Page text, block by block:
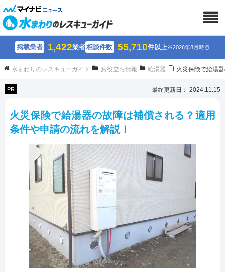
掲載業者 1,422業者相談件数 55,710件以上※2026年8月時点
水まわりのレスキューガイド お役立ち情報 給湯器 火災保険で給湯
PR 最終更新日： 2024.11.15
火災保険で給湯器の故障は補償される？適用
条件や申請の流れを解説！